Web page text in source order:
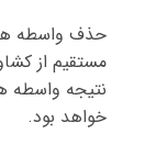
حذف واسطه
مستقیم از
نتیجه واسطه
خواهد بود.